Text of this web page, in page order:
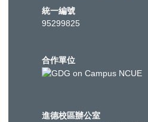
統一編號
95299825
合作單位
進德校區辦公室